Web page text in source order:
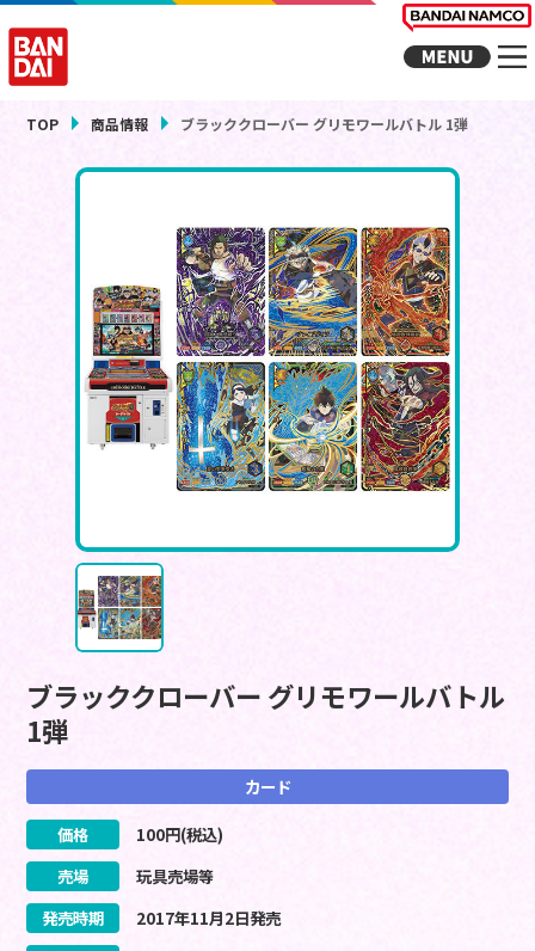
TOP 商品情報 ブラッククローバー グリモワールバトル 1弾
ブラッククローバー グリモワールバトル
1弾
カード
価格 100円(税込)
売場
玩具売場等
発売時期
2017年11月2日発売